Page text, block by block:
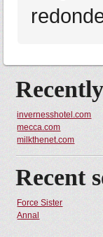
invernesshotel.com
mecca.com
milkthenet.com
Recent
Force Sister
Annal